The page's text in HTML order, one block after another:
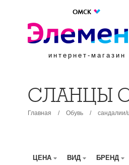
ОМСК
интернет-магазин
СЛАНЦЫ
Главная / Обувь /
ЦЕНА ВИД БРЕНД